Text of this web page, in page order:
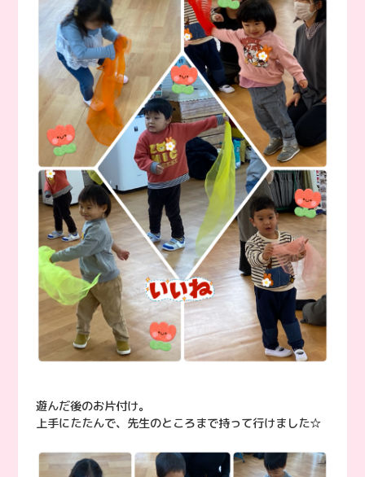
遊んだ後のお片付け。
上手にたたんで、先生のところまで持って行けました☆